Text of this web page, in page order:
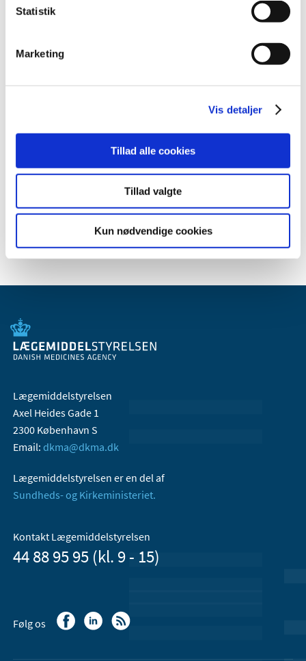
Statistik
Marketing
Vis detaljer
Tillad alle cookies
Tillad valgte
Kun nødvendige cookies
november (8)
august (4)
april (11)
februar (5)
2022 (79)
Lægemiddelstyrelsen
Axel Heides Gade 1
2300 København S
Email: dkma@dkma.dk
Lægemiddelstyrelsen er en del af
Sundheds- og Kirkeministeriet.
Kontakt Lægemiddelstyrelsen
44 88 95 95 (kl. 9 - 15)
Følg os